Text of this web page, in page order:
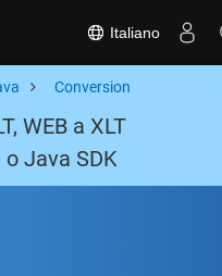
Italiano
Conversion
WEB a XLT
o Java SDK